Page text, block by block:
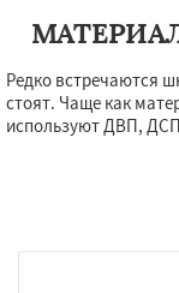
Редко встречаются
стоят. Чаще как
используют ДВП,